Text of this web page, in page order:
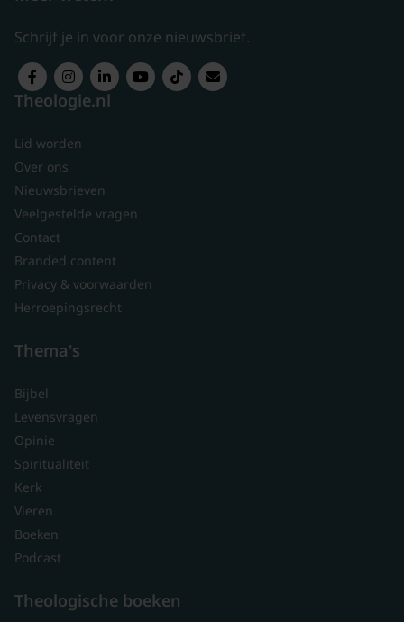
Schrijf je in voor onze nieuwsbrief.
Theologie.nl
Lid worden
Over ons
Nieuwsbrieven
Veelgestelde vragen
Contact
Branded content
Privacy & voorwaarden
Herroepingsrecht
Thema's
Bijbel
Levensvragen
Opinie
Spiritualiteit
Kerk
Vieren
Boeken
Podcast
Theologische boeken